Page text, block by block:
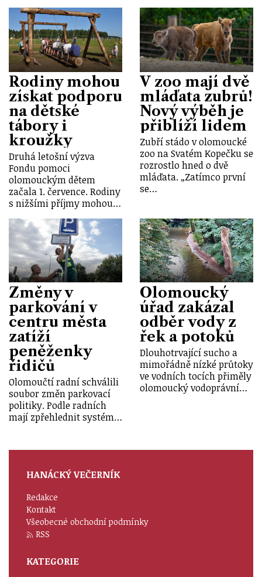
Rodiny mohou
získat podporu
na dětské
tábory i
kroužky
Druhá letošní výzva
Fondu pomoci
olomouckým dětem
začala 1. července. Rodiny
s nižšími příjmy mohou…
V zoo mají dvě
mláďata zubrů!
Nový výběh je
přiblíží lidem
Zubří stádo v olomoucké
zoo na Svatém Kopečku se
rozrostlo hned o dvě
mláďata. „Zatímco první
se…
Změny v
parkování v
centru města
zatíží
peněženky
řidičů
Olomoučtí radní schválili
soubor změn parkovací
politiky. Podle radních
mají zpřehlednit systém…
Olomoucký
úřad zakázal
odběr vody z
řek a potoků
Dlouhotrvající sucho a
mimořádně nízké průtoky
ve vodních tocích přiměly
olomoucký vodoprávní…
HANÁCKÝ VEČERNÍK
Redakce
Kontakt
Všeobecné obchodní podmínky
RSS
KATEGORIE